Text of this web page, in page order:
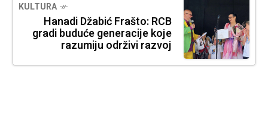
KULTURA
Hanadi Džabić Frašto: RCB
gradi buduće generacije koje
razumiju održivi razvoj